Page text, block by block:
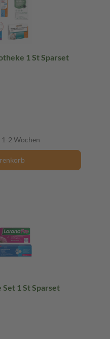
1 St Sparset
2 Wochen
Set 1 St Sparset